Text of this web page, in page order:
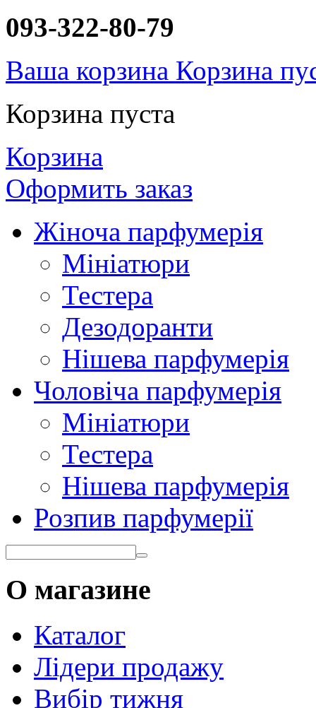
093-322-80-79
Ваша корзина Корзина
Корзина пуста
Корзина
Оформить заказ
Жіноча парфумерія
Мініатюри
Тестера
Дезодоранти
Нішева парфумерія
Чоловіча парфумерія
Мініатюри
Тестера
Нішева парфумерія
Розпив парфумерії
О магазине
Каталог
Лідери продажу
Вибір тижня